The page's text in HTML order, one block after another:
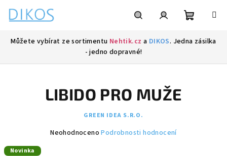
obsah
Můžete vybírat ze sortimentu Nehtik.cz a DIKOS. Jedna zásilka
- jedno dopravné!
LIBIDO PRO MUŽE
GREEN IDEA S.R.O.
Průměrné
Neohodnoceno Podrobnosti hodnocení
Novinka